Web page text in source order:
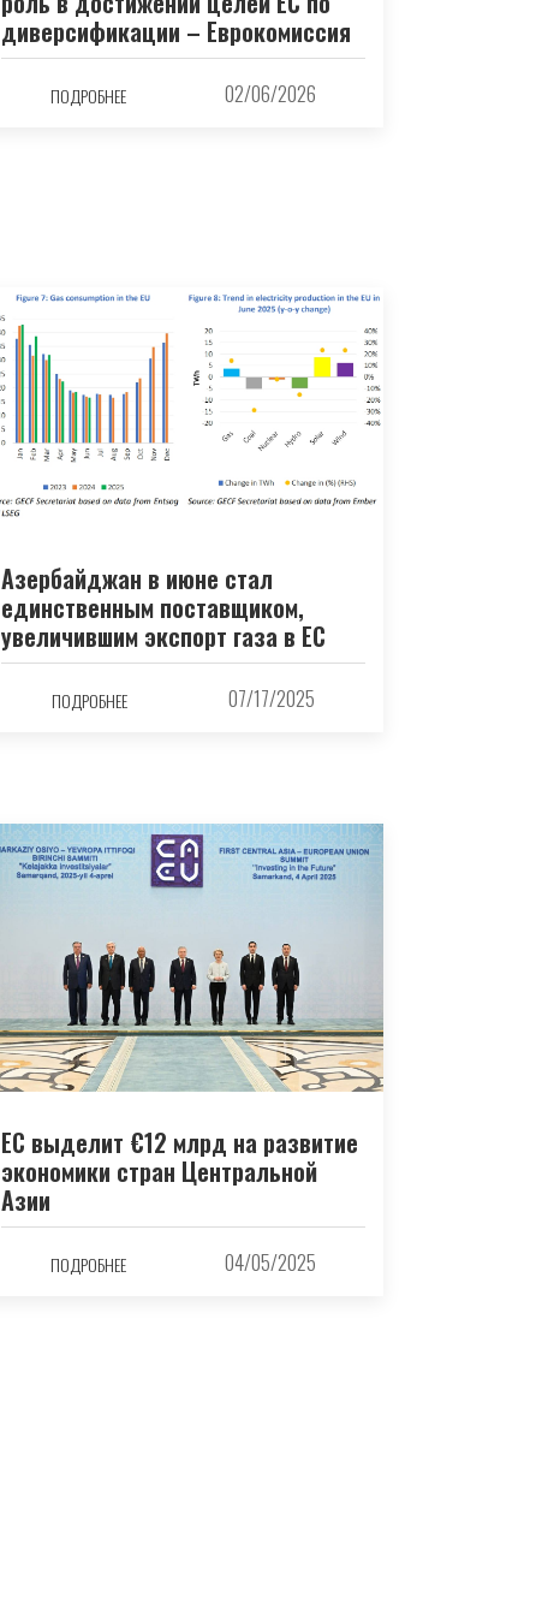
диверсификации – Еврокомиссия
ПОДРОБНЕЕ 02/06/2026
Азербайджан в июне стал
единственным поставщиком,
увеличившим экспорт газа в ЕС
ПОДРОБНЕЕ 07/17/2025
ЕС выделит €12 млрд на развитие
экономики стран Центральной
Азии
ПОДРОБНЕЕ 04/05/2025